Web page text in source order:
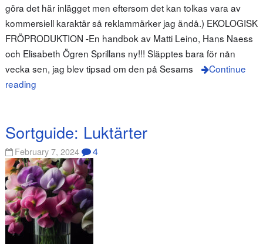
göra det här inlägget men eftersom det kan tolkas vara av
kommersiell karaktär så reklammärker jag ändå.) EKOLOGISK
FRÖPRODUKTION -En handbok av Matti Leino, Hans Naess
och Elisabeth Ögren Sprillans ny!!! Släpptes bara för nån
vecka sen, jag blev tipsad om den på Sesams
Continue
reading
Sortguide: Luktärter
February 7, 2024 4